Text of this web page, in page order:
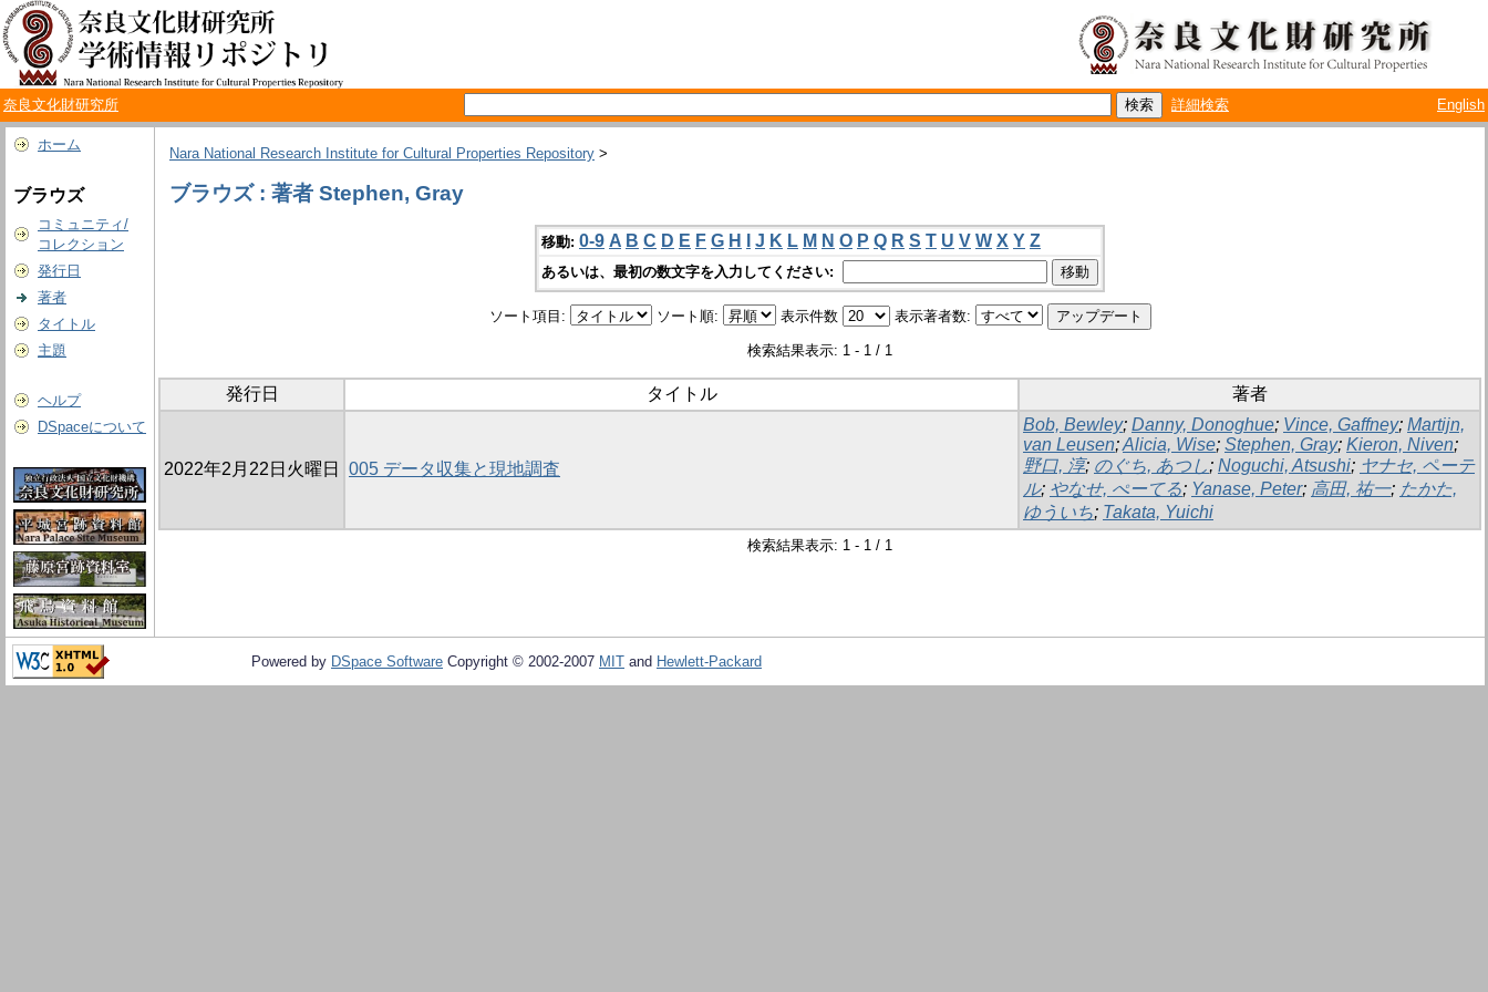
奈良文化財研究所 詳細検索 English
ホーム
ブラウズ
コミュニティ/
コレクション
発行日
著者
タイトル
主題
ヘルプ
DSpaceについて
Nara National Research Institute for Cultural Properties Repository >
ブラウズ : 著者 Stephen, Gray
移動: 0-9 A B C D E F G H J K L M N O P Q R S T U V W X Y Z
あるいは、最初の数文字を入力してください:
ソート項目: ソート順: 表示件数 表示著者数:
検索結果表示: 1 - 1 / 1
発行日 タイトル 著者
2022年2月22日火曜日 005 データ収集と現地調査
Bob, Bewley; Danny, Donoghue; Vince, Gaffney; Martijn,
van Leusen;Alicia, Wise; Stephen, Gray; Kieron, Niven;
野口, 淳; のぐち, あつし; Noguchi, Atsushi; ヤナセ, ペーテ
ル; やなせ, ぺーてる; Yanase, Peter; 高田, 祐一; たかた,
ゆういち; Takata, Yuichi
検索結果表示: 1 - 1 / 1
Powered by DSpace Software Copyright © 2002-2007 MIT and Hewlett-Packard